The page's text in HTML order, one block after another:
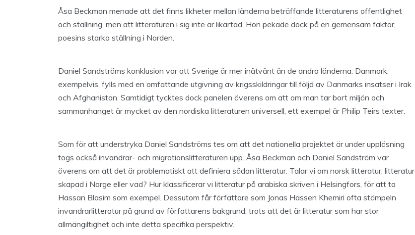
Åsa Beckman menade att det finns likheter mellan länderna beträffande litteraturens offentlighet
och ställning, men att litteraturen i sig inte är likartad. Hon pekade dock på en gemensam faktor,
poesins starka ställning i Norden.
Daniel Sandströms konklusion var att Sverige är mer inåtvänt än de andra länderna. Danmark,
exempelvis, fylls med en omfattande utgivning av krigsskildringar till följd av Danmarks insatser i Irak
och Afghanistan. Samtidigt tycktes dock panelen överens om att om man tar bort miljön och
sammanhanget är mycket av den nordiska litteraturen universell, ett exempel är Philip Teirs texter.
Som för att understryka Daniel Sandströms tes om att det nationella projektet är under upplösning
togs också invandrar- och migrationslitteraturen upp. Åsa Beckman och Daniel Sandström var
överens om att det är problematiskt att definiera sådan litteratur. Talar vi om norsk litteratur, litteratur
skapad i Norge eller vad? Hur klassificerar vi litteratur på arabiska skriven i Helsingfors, för att ta
Hassan Blasim som exempel. Dessutom får författare som Jonas Hassen Khemiri ofta stämpeln
invandrarlitteratur på grund av författarens bakgrund, trots att det är litteratur som har stor
allmängiltighet och inte detta specifika perspektiv.